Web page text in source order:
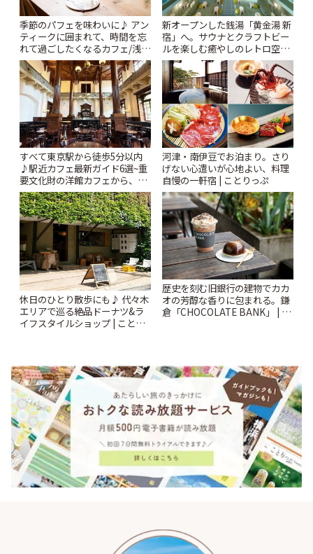
季節のパフェを味わいに♪ アン
ティークに囲まれて、時間を忘
れて過ごしたくなるカフェ/浅草
「annorum cafe」 | ことりっぷ
新オープンした銭湯「黄金湯 新
宿」へ。サウナとクラフトビー
ルを楽しむ癒やしのレトロ空間
| ことりっぷ
すべて東京駅から徒歩5分以内
♪駅近カフェ最新ガイド6選~重
要文化財の洋館カフェから、改
札すぐのレトロ喫茶まで~ | こと
りっぷ
河津・南伊豆でお泊まり。さり
げない心遣いが心地よい、料理
自慢の一軒宿 | ことりっぷ
休日のひとり散歩にも♪ 代々木
エリアで巡る絶品ドーナツ&ラ
イフスタイルショップ | ことり
歴史を刻む旧銀行の建物でカカ
オの芳醇な香りに包まれる。鎌
倉「CHOCOLATE BANK」 | こ